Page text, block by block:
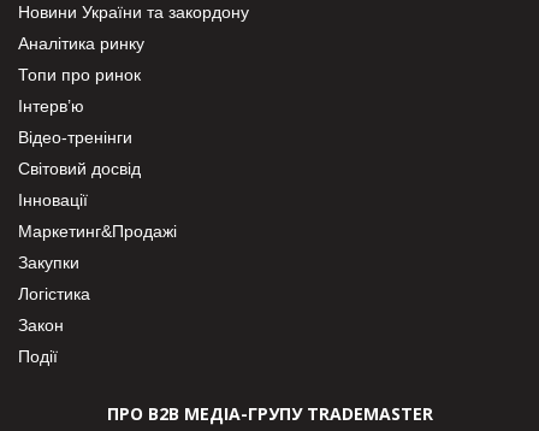
Новини України та закордону
Аналітика ринку
Топи про ринок
Інтерв’ю
Відео-тренінги
Світовий досвід
Інновації
Маркетинг&Продажі
Закупки
Логістика
Закон
Події
ПРО В2В МЕДІА-ГРУПУ TRADEMASTER